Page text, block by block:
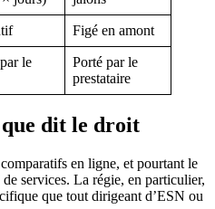
Figé en amont
le
Porté par le
prestataire
dit le droit
en ligne, et pourtant le
services. La régie, en particulier,
que tout dirigeant d’ESN ou